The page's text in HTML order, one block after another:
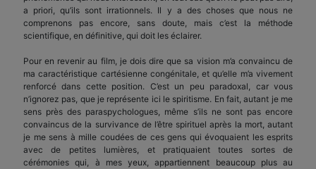
a priori, qu’ils sont irrationnels. Il y a des choses que nous ne
comprenons pas encore, sans doute, mais c’est la méthode
scientifique, en définitive, qui doit les éclairer.
Pour en revenir au film, je dois dire que sa vision m’a convaincu de
ma caractéristique cartésienne congénitale, et qu’elle m’a vivement
renforcé dans cette position. C’est un peu paradoxal, car vous
n’ignorez pas, que je représente ici le spiritisme. En fait, autant je me
sens près des paraspychologues, même s’ils ne sont pas encore
convaincus de la survivance de l’être spirituel après la mort, autant
je me sens à mille coudées de ces gens qui évoquaient les esprits
avec de petites lumières, et pratiquaient toutes sortes de
cérémonies qui, à mes yeux, appartiennent beaucoup plus au